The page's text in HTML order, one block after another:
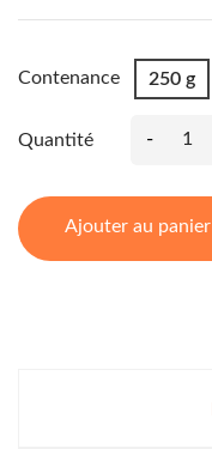
Contenance 250 g
Quantité -
Ajouter au panier